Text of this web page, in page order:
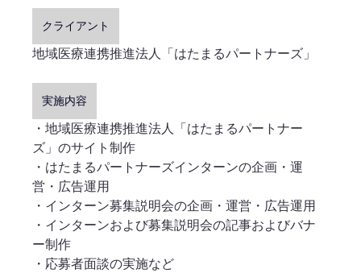
クライアント
地域医療連携推進法人「はたまるパートナーズ」
実施内容
・地域医療連携推進法人「はたまるパートナー
ズ」のサイト制作
・はたまるパートナーズインターンの企画・運
営・広告運用
・インターン募集説明会の企画・運営・広告運用
・インターンおよび募集説明会の記事およびバナ
ー制作
・応募者面談の実施など